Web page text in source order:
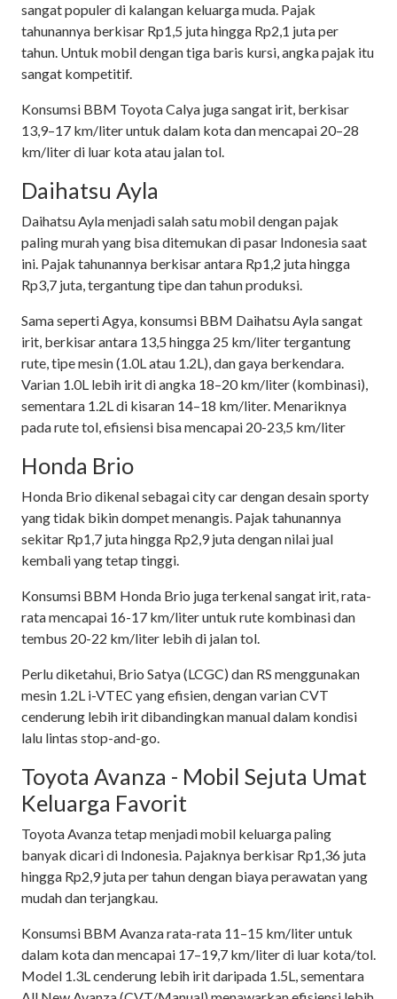
sangat populer di kalangan keluarga muda. Pajak
tahunannya berkisar Rp1,5 juta hingga Rp2,1 juta per
tahun. Untuk mobil dengan tiga baris kursi, angka pajak itu
sangat kompetitif.
Konsumsi BBM Toyota Calya juga sangat irit, berkisar
13,9–17 km/liter untuk dalam kota dan mencapai 20–28
km/liter di luar kota atau jalan tol.
Daihatsu Ayla
Daihatsu Ayla menjadi salah satu mobil dengan pajak
paling murah yang bisa ditemukan di pasar Indonesia saat
ini. Pajak tahunannya berkisar antara Rp1,2 juta hingga
Rp3,7 juta, tergantung tipe dan tahun produksi.
Sama seperti Agya, konsumsi BBM Daihatsu Ayla sangat
irit, berkisar antara 13,5 hingga 25 km/liter tergantung
rute, tipe mesin (1.0L atau 1.2L), dan gaya berkendara.
Varian 1.0L lebih irit di angka 18–20 km/liter (kombinasi),
sementara 1.2L di kisaran 14–18 km/liter. Menariknya
pada rute tol, efisiensi bisa mencapai 20-23,5 km/liter
Honda Brio
Honda Brio dikenal sebagai city car dengan desain sporty
yang tidak bikin dompet menangis. Pajak tahunannya
sekitar Rp1,7 juta hingga Rp2,9 juta dengan nilai jual
kembali yang tetap tinggi.
Konsumsi BBM Honda Brio juga terkenal sangat irit, rata-
rata mencapai 16-17 km/liter untuk rute kombinasi dan
tembus 20-22 km/liter lebih di jalan tol.
Perlu diketahui, Brio Satya (LCGC) dan RS menggunakan
mesin 1.2L i-VTEC yang efisien, dengan varian CVT
cenderung lebih irit dibandingkan manual dalam kondisi
lalu lintas stop-and-go.
Toyota Avanza - Mobil Sejuta Umat
Keluarga Favorit
Toyota Avanza tetap menjadi mobil keluarga paling
banyak dicari di Indonesia. Pajaknya berkisar Rp1,36 juta
hingga Rp2,9 juta per tahun dengan biaya perawatan yang
mudah dan terjangkau.
Konsumsi BBM Avanza rata-rata 11–15 km/liter untuk
dalam kota dan mencapai 17–19,7 km/liter di luar kota/tol.
Model 1.3L cenderung lebih irit daripada 1.5L, sementara